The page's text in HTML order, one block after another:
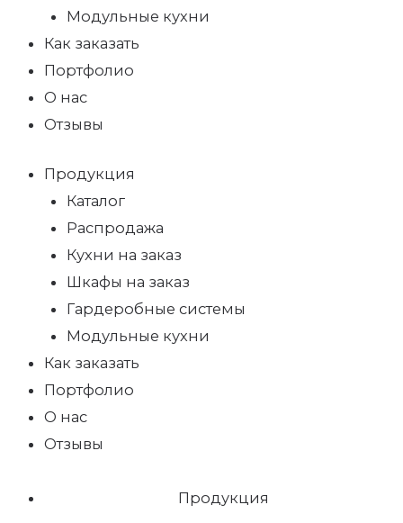
Модульные кухни
Как заказать
Портфолио
О нас
Отзывы
Продукция
Каталог
Распродажа
Кухни на заказ
Шкафы на заказ
Гардеробные системы
Модульные кухни
Как заказать
Портфолио
О нас
Отзывы
Продукция